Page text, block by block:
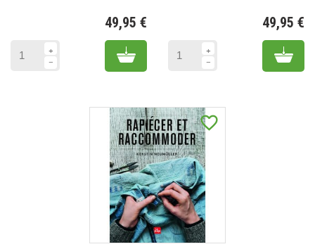
49,95 €
Add to cart
49,95 €
Add
favorite_border